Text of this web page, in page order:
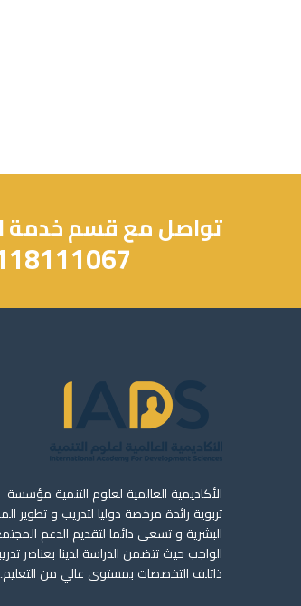
تواصل مع قسم خدمة
الأكاديمية العالمية لعلوم التنمية مؤسسة
تربوية رائدة مرخصة دوليا لتدريب و تطوير
البشرية و تسعى دائما لتقديم الدعم
الواجب حيث تتضمن الدراسة لدينا بعناصر
ذاتلف التخصصات بمستوى عالي من التعليم.